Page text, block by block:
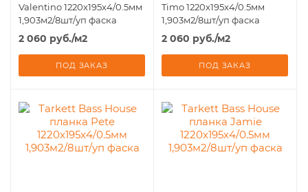
Valentino 1220x195x4/0.5мм
1,903м2/8шт/уп фаска
2 060 руб./м2
ПОД ЗАКАЗ
Timo 1220x195x4/0.5мм
1,903м2/8шт/уп фаска
2 060 руб./м2
ПОД ЗАКАЗ